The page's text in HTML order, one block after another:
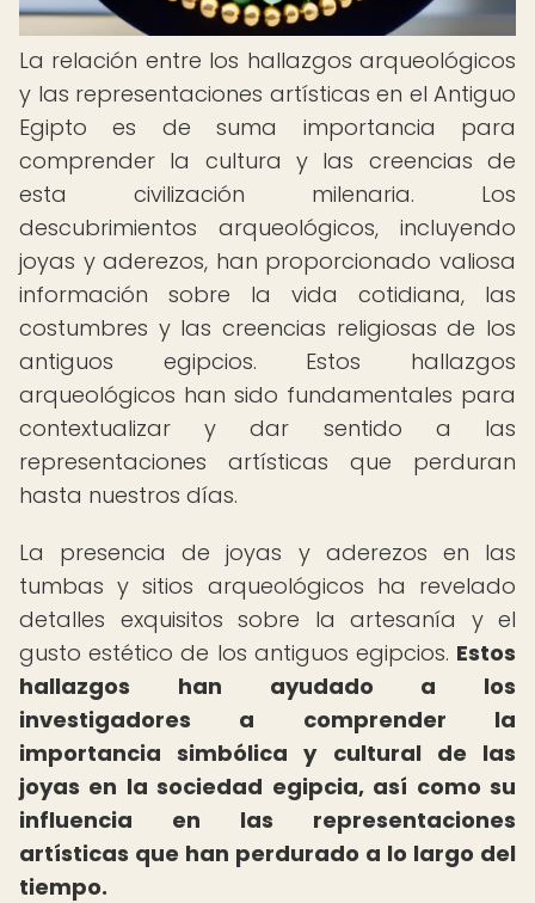
La relación entre los hallazgos arqueológicos
y las representaciones artísticas en el Antiguo
Egipto es de suma importancia para
comprender la cultura y las creencias de
esta civilización milenaria. Los
descubrimientos arqueológicos, incluyendo
joyas y aderezos, han proporcionado valiosa
información sobre la vida cotidiana, las
costumbres y las creencias religiosas de los
antiguos egipcios. Estos hallazgos
arqueológicos han sido fundamentales para
contextualizar y dar sentido a las
representaciones artísticas que perduran
hasta nuestros días.
La presencia de joyas y aderezos en las
tumbas y sitios arqueológicos ha revelado
detalles exquisitos sobre la artesanía y el
gusto estético de los antiguos egipcios. Estos
hallazgos han ayudado a los
investigadores a comprender la
importancia simbólica y cultural de las
joyas en la sociedad egipcia, así como su
influencia en las representaciones
artísticas que han perdurado a lo largo del
tiempo.